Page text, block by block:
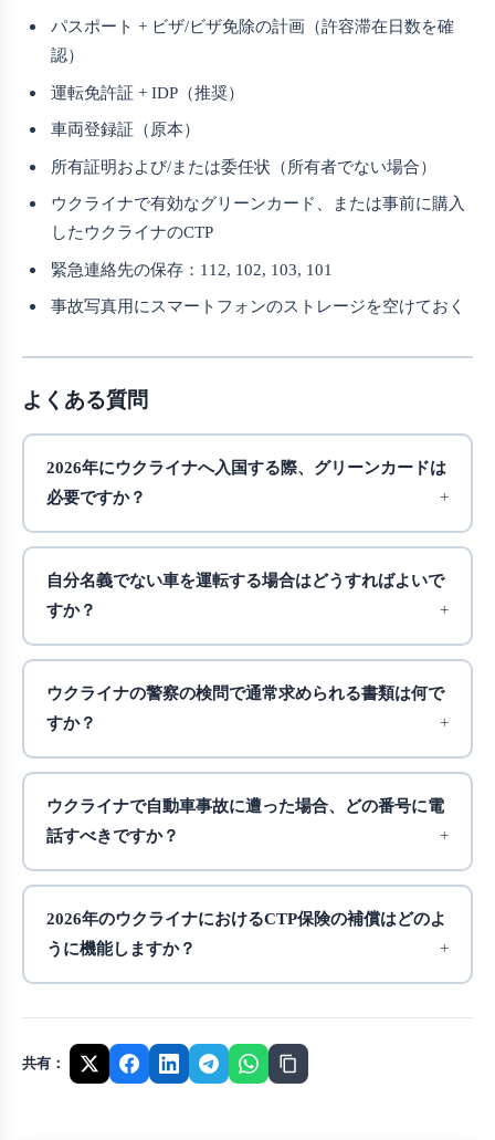
パスポート + ビザ/ビザ免除の計画（許容滞在日数を確
認）
運転免許証 + IDP（推奨）
車両登録証（原本）
所有証明および/または委任状（所有者でない場合）
ウクライナで有効なグリーンカード、または事前に購入
したウクライナのCTP
緊急連絡先の保存：112, 102, 103, 101
事故写真用にスマートフォンのストレージを空けておく
よくある質問
2026年にウクライナへ入国する際、グリーンカードは
必要ですか？
自分名義でない車を運転する場合はどうすればよいで
すか？
ウクライナの警察の検問で通常求められる書類は何で
すか？
ウクライナで自動車事故に遭った場合、どの番号に電
話すべきですか？
2026年のウクライナにおけるCTP保険の補償はどのよ
うに機能しますか？
共有：